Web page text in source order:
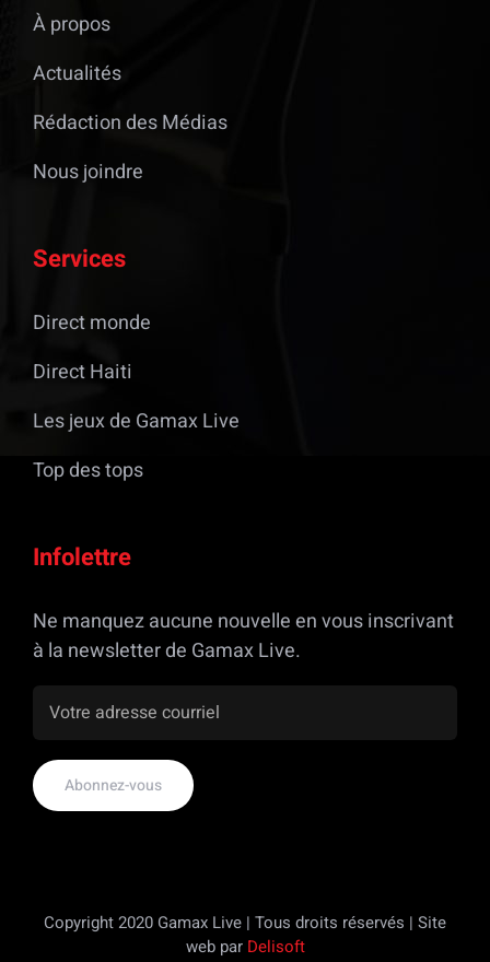
À propos
Actualités
Rédaction des Médias
Nous joindre
Services
Direct monde
Direct Haiti
Les jeux de Gamax Live
Top des tops
Infolettre
Ne manquez aucune nouvelle en vous inscrivant
à la newsletter de Gamax Live.
Copyright 2020 Gamax Live | Tous droits réservés | Site
web par Delisoft